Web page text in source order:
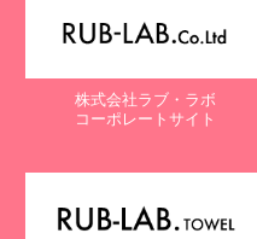
株式会社ラブ・ラボ
コーポレートサイト